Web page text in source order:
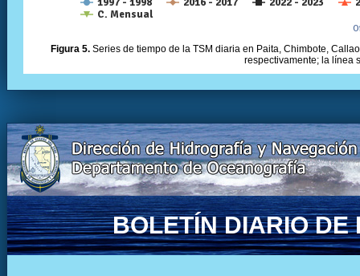
Figura 5. Series de tiempo de la TSM diaria en Paita, Chimbote,
respectivamente; la línea
BOLETÍN DIARIO DE